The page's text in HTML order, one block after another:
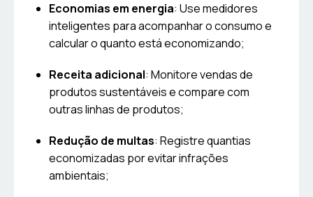
Economias em energia: Use medidores
inteligentes para acompanhar o consumo e
calcular o quanto está economizando;
Receita adicional: Monitore vendas de
produtos sustentáveis e compare com
outras linhas de produtos;
Redução de multas: Registre quantias
economizadas por evitar infrações
ambientais;